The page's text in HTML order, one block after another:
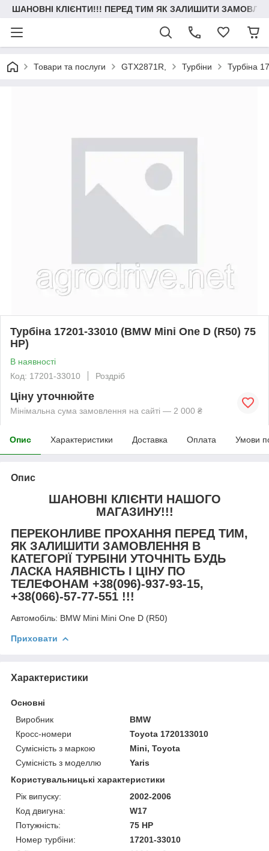
ШАНОВНІ КЛІЄНТИ!!! ПЕРЕД ТИМ ЯК ЗАЛИШИТИ
Товари та послуги GTX2871R, Турбіни Турбіна
Турбіна 17201-33010 (BMW Mini One D (R50) 75
HP)
В наявності
Код: 17201-33010
Роздріб
Ціну уточнюйте
Мінімальна сума замовлення на сайті — 2 000 ₴
Опис Характеристики Доставка Оплата Умови
Опис
ШАНОВНІ КЛІЄНТИ НАШОГО
МАГАЗИНУ!!!
ПЕРЕКОНЛИВЕ ПРОХАННЯ ПЕРЕД ТИМ,
ЯК ЗАЛИШИТИ ЗАМОВЛЕННЯ В
КАТЕГОРІЇ ТУРБІНИ УТОЧНІТЬ БУДЬ
ЛАСКА НАЯВНІСТЬ І ЦІНУ ПО
ТЕЛЕФОНАМ +38(096)-937-93-15,
+38(066)-57-77-551 !!!
Автомобіль: BMW Mini Mini One D (R50)
Приховати
Характеристики
Основні
Виробник
BMW
Кросс-номери
Toyota 1720133010
Сумісність з маркою
Mini, Toyota
Сумісність з моделлю
Yaris
Користувальницькі характеристики
Рік випуску:
2002-2006
Код двигуна:
W17
Потужність:
75 HP
Номер турбіни:
17201-33010